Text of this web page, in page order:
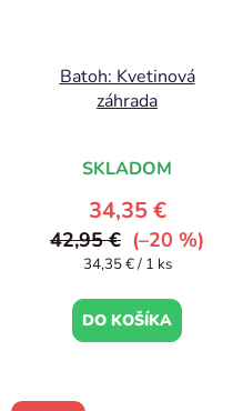
Batoh: Kvetinová
záhrada
SKLADOM
34,35 €
42,95 € (–20 %)
Jednotková
34,35 € / 1 ks
DO KOŠÍKA